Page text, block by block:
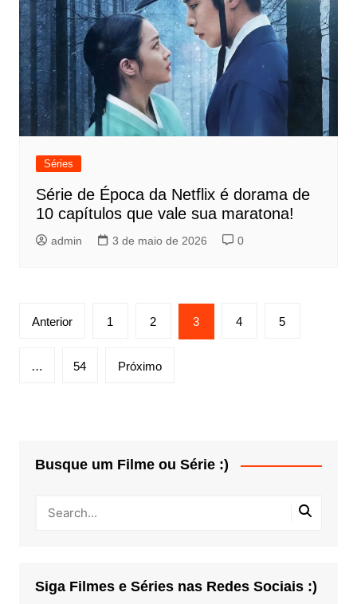
Séries
Série de Época da Netflix é dorama de
10 capítulos que vale sua maratona!
admin 3 de maio de 2026 0
Paginação
posts
Anterior 1 2 3 4 5
… 54 Próximo
Busque um Filme ou Série :)
Siga Filmes e Séries nas Redes Sociais :)